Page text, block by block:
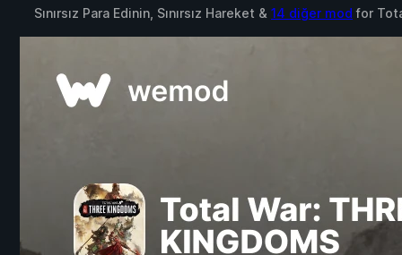
Sınırsız Para Edinin, Sınırsız Hareket & 14 diğer mod for